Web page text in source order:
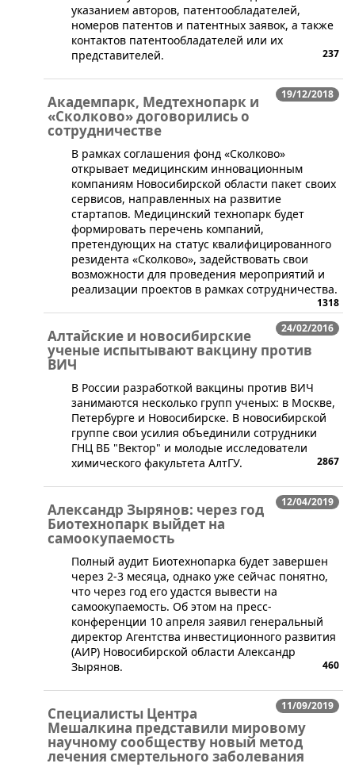
указанием авторов, патентообладателей,
номеров патентов и патентных заявок, а также
контактов патентообладателей или их
представителей.
237
19/12/2018
Академпарк, Медтехнопарк и
«Сколково» договорились о
сотрудничестве
​В рамках соглашения фонд «Сколково»
открывает медицинским инновационным
компаниям Новосибирской области пакет своих
сервисов, направленных на развитие
стартапов. Медицинский технопарк будет
формировать перечень компаний,
претендующих на статус квалифицированного
резидента «Сколково», задействовать свои
возможности для проведения мероприятий и
реализации проектов в рамках сотрудничества.
1318
24/02/2016
Алтайские и новосибирские
ученые испытывают вакцину против
ВИЧ
​В России разработкой вакцины против ВИЧ
занимаются несколько групп ученых: в Москве,
Петербурге и Новосибирске. В новосибирской
группе свои усилия объединили сотрудники
ГНЦ ВБ "Вектор" и молодые исследователи
химического факультета АлтГУ.
2867
12/04/2019
Александр Зырянов: через год
Биотехнопарк выйдет на
самоокупаемость
Полный аудит Биотехнопарка будет завершен
через 2-3 месяца, однако уже сейчас понятно,
что через год его удастся вывести на
самоокупаемость. Об этом на пресс-
конференции 10 апреля заявил генеральный
директор Агентства инвестиционного развития
(АИР) Новосибирской области Александр
Зырянов.
460
11/09/2019
Специалисты Центра
Мешалкина представили мировому
научному сообществу новый метод
лечения смертельного заболевания